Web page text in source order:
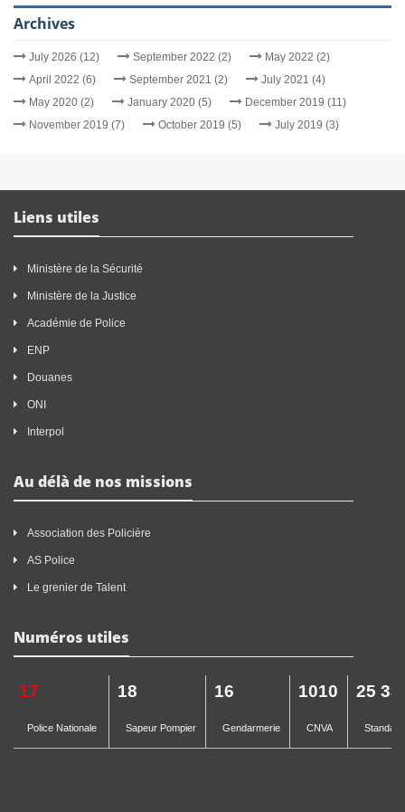
Archives
July 2026 (12) September 2022 (2)
May 2022 (2)
April 2022 (6)
September 2021 (2)
July 2021 (4)
May 2020 (2)
January 2020 (5)
December 2019 (11)
November 2019 (7)
October 2019 (5) July 2019 (3)
Liens utiles
Ministère de la Sécurité
Ministère de la Justice
Académie de Police
ENP
Douanes
ONI
Interpol
Au délà de nos missions
Association des Policière
AS Police
Le grenier de Talent
Numéros utiles
17
Police Nationale
18
Sapeur Pompier
16
Gendarmerie
1010
CNVA
25 33